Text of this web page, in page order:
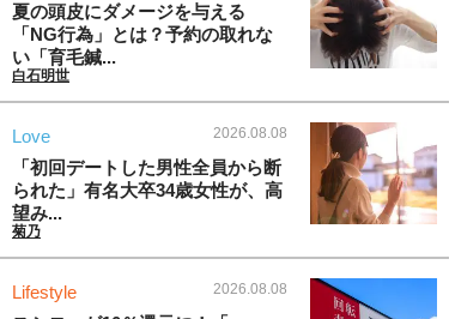
夏の頭皮にダメージを与える
「NG行為」とは？予約の取れな
い「育毛鍼...
白石明世
Love 2026.08.08
「初回デートした男性全員から断
られた」有名大卒34歳女性が、高
望み...
菊乃
Lifestyle 2026.08.08